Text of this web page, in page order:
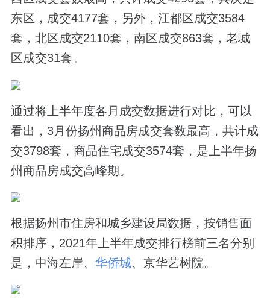
东区，成交4177套，另外，江都区成交3584
套，北区成交2110套，南区成交863套，老城
区成交31套。
通过将上半年度各月成交数据进行对比，可以
看出，3月份扬州商品房成交套数最高，共计成
交3798套，商品住宅成交3574套，是上半年扬
州商品房成交高峰期。
根据扬州市住房和城乡建设局数据，按销售面
积排序，2021年上半年成交排行榜前三名分别
是，中海左岸、 华侨城、京华艺树院。